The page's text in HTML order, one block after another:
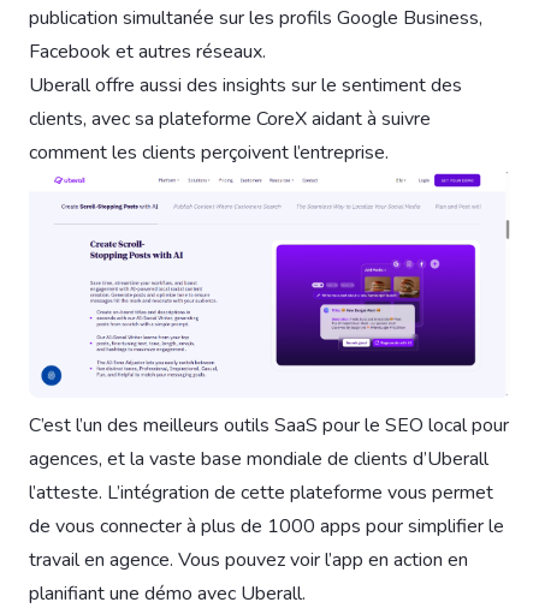
publication simultanée sur les profils Google Business,
Facebook et autres réseaux.
Uberall offre aussi des insights sur le sentiment des
clients, avec sa plateforme CoreX aidant à suivre
comment les clients perçoivent l’entreprise.
C’est l’un des meilleurs outils SaaS pour le SEO local pour
agences, et la vaste base mondiale de clients d’Uberall
l’atteste. L’intégration de cette plateforme vous permet
de vous connecter à plus de 1000 apps pour simplifier le
travail en agence. Vous pouvez voir l’app en action en
planifiant une démo avec Uberall.